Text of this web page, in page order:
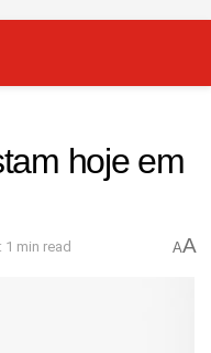
hoje em
1 min read AA